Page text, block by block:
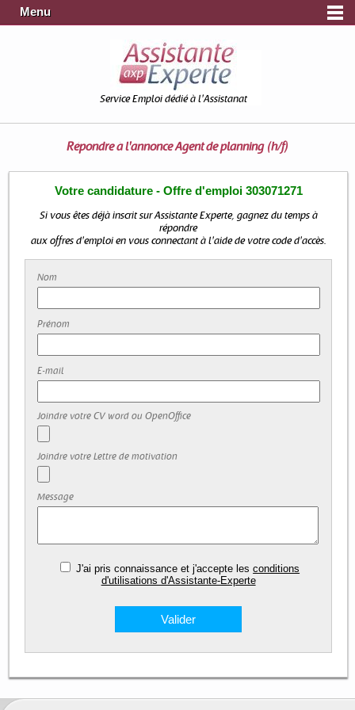
Menu
Service Emploi dédié à l'Assistanat
Répondre à l'annonceAgent de planning (h/f)
Votre candidature - Offre d'emploi 303071271
Si vous êtes déjà inscrit sur Assistante Experte, gagnez du temps à
répondre
aux offres d'emploi en vous connectant à l'aide de votre code d'accès.
Nom
Prénom
E-mail
Joindre votre CV word ou OpenOffice
Joindre votre Lettre de motivation
Message
J'ai pris connaissance et j'accepte lesconditions
d'utilisations d'Assistante-Experte